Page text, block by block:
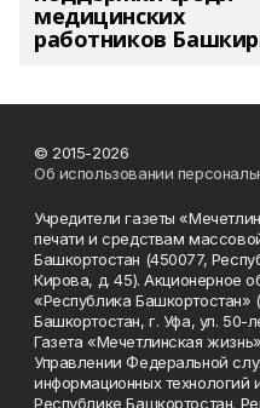
медицинских
работников
© 2015-2026
Об использовании
Учредители газеты
печати и средствам
Башкортостан (450077,
Кирова, д. 45). Акционерное
«Республика Башкортостан»
Башкортостан, г. Уфа, ул. 50-
Газета «Мечетлинская
Управлении Федеральной
информационных
Республике Башкортостан.